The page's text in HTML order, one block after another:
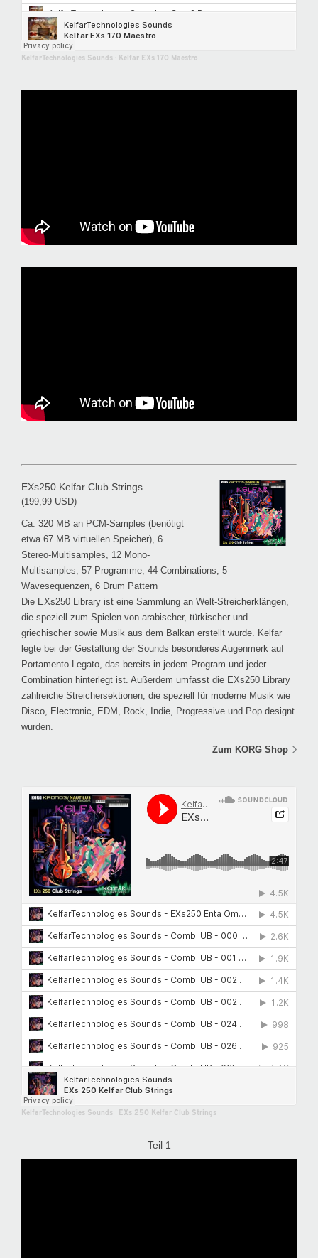
KelfarTechnologies Sounds Kelfar EXs 170 Maestro
EXs250 Kelfar Club Strings
(199,99 USD)
Ca. 320 MB an PCM-Samples (benötigt
etwa 67 MB virtuellen Speicher), 6
Stereo-Multisamples, 12 Mono-
Multisamples, 57 Programme, 44 Combinations, 5
Wavesequenzen, 6 Drum Pattern
Die EXs250 Library ist eine Sammlung an Welt-Streicherklängen,
die speziell zum Spielen von arabischer, türkischer und
griechischer sowie Musik aus dem Balkan erstellt wurde. Kelfar
legte bei der Gestaltung der Sounds besonderes Augenmerk auf
Portamento Legato, das bereits in jedem Program und jeder
Combination hinterlegt ist. Außerdem umfasst die EXs250 Library
zahlreiche Streichersektionen, die speziell für moderne Musik wie
Disco, Electronic, EDM, Rock, Indie, Progressive und Pop designt
wurden.
Zum KORG Shop
KelfarTechnologies Sounds EXs 250 Kelfar Club Strings
Teil 1